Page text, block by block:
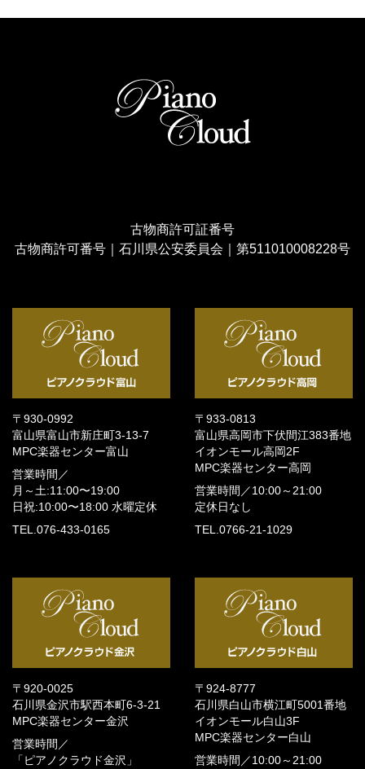
古物商許可証番号
古物商許可番号｜石川県公安委員会｜第511010008228号
〒930-0992
富山県富山市新庄町3-13-7
MPC楽器センター富山
営業時間／
月～土:11:00〜19:00
日祝:10:00〜18:00 水曜定休
TEL.076-433-0165
〒933-0813
富山県高岡市下伏間江383番地
イオンモール高岡2F
MPC楽器センター高岡
営業時間／ 10:00～21:00
定休日なし
TEL.0766-21-1029
〒920-0025
石川県金沢市駅西本町6-3-21
MPC楽器センター金沢
営業時間／
「ピアノクラウド金沢」
〒924-8777
石川県白山市横江町5001番地
イオンモール白山3F
MPC楽器センター白山
営業時間／ 10:00～21:00